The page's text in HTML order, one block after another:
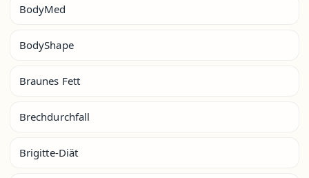
BodyMed
BodyShape
Braunes Fett
Brechdurchfall
Brigitte-Diät